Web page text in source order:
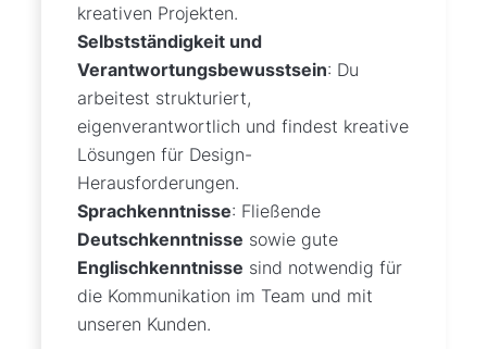
kreativen Projekten.
Selbstständigkeit und
Verantwortungsbewusstsein: Du
arbeitest strukturiert,
eigenverantwortlich und findest kreative
Lösungen für Design-
Herausforderungen.
Sprachkenntnisse: Fließende
Deutschkenntnisse sowie gute
Englischkenntnisse sind notwendig für
die Kommunikation im Team und mit
unseren Kunden.